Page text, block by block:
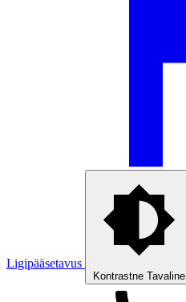
Ligipääsetavus
Kontrastne Tavaline